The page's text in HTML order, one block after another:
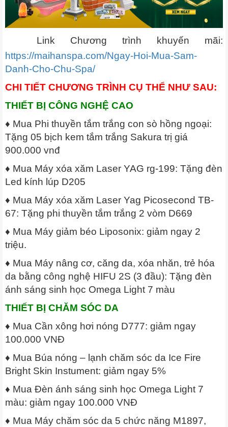
Link Chương trình khuyến mãi:
https://maihanspa.com/Ngay-Hoi-Mua-Sam-
Danh-Cho-Chu-Spa/
CHI TIẾT CHƯƠNG TRÌNH CỤ THỂ NHƯ SAU:
THIẾT BỊ CÔNG NGHỆ CAO
♦ Mua Phi thuyền tắm trắng con sò hồng ngoại:
Tặng 05 bịch kem tắm trắng Sakura trị giá
900.000 vnđ
♦ Mua Máy xóa xăm Laser YAG rg-199: Tặng đèn
Led kính lúp D205
♦ Mua Máy xóa xăm Laser Yag Picosecond TB-
67: Tặng phi thuyền tắm trắng 2 vòm D669
♦ Mua Máy giảm béo Liposonix: giảm ngay 2
triệu.
♦ Mua Máy nâng cơ, căng da, xóa nhăn, trẻ hóa
da bằng công nghệ HIFU 2S (3 đầu): Tặng đèn
ánh sáng sinh học Omega Light 7 màu
THIẾT BỊ CHĂM SÓC DA
♦ Mua Cần xông hơi nóng D777: giảm ngay
100.000 VNĐ
♦ Mua Búa nóng – lạnh chăm sóc da Ice Fire
Bright Skin Instument: giảm ngay 5%
♦ Mua Đèn ánh sáng sinh học Omega Light 7
màu: giảm ngay 100.000 VNĐ
♦ Mua Máy chăm sóc da 5 chức năng M1897,